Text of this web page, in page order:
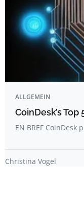
ALLGEMEIN
CoinDesk’s
EN BREF
Christina Vogel